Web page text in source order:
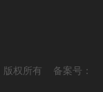
版权所有 备案号：